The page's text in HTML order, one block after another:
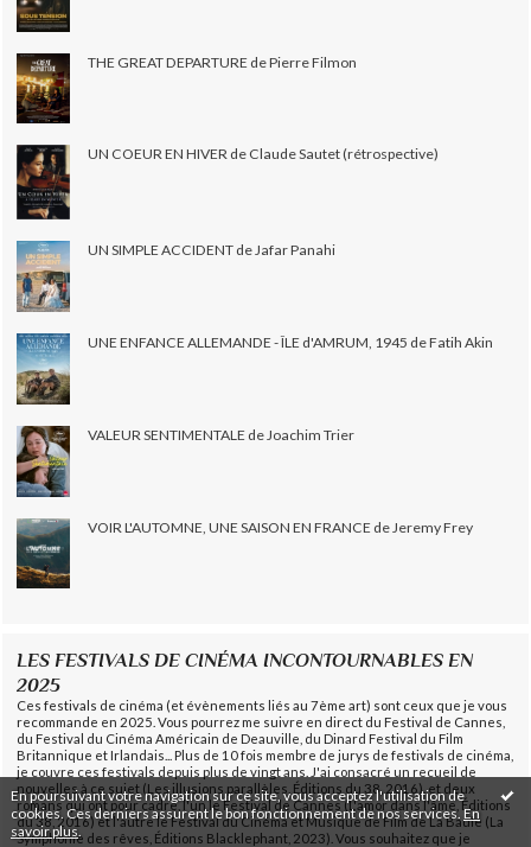
En poursuivant votre navigation sur ce site, vous acceptez l'utilisation de
cookies. Ces derniers assurent le bon fonctionnement de nos services.En
savoir plus.
THE GREAT DEPARTURE de Pierre Filmon
UN COEUR EN HIVER de Claude Sautet (rétrospective)
UN SIMPLE ACCIDENT de Jafar Panahi
UNE ENFANCE ALLEMANDE - ÎLE d'AMRUM, 1945 de Fatih Akin
VALEUR SENTIMENTALE de Joachim Trier
VOIR L'AUTOMNE, UNE SAISON EN FRANCE de Jeremy Frey
LES FESTIVALS DE CINÉMA INCONTOURNABLES EN
2025
Ces festivals de cinéma (et évènements liés au 7ème art) sont ceux que je vous
recommande en 2025. Vous pourrez me suivre en direct du Festival de Cannes,
du Festival du Cinéma Américain de Deauville, du Dinard Festival du Film
Britannique et Irlandais... Plus de 10 fois membre de jurys de festivals de cinéma,
je couvre ces festivals depuis plus de vingt ans. J'ai consacré un recueil de
nouvelles à ce sujet (Les illusions parallèles, Éditions du 38, 2016), et deux
romans qui ont pour cadre, l'un le Festival de Cannes (L'amor dans l'âme, Éditions
du 38, 2016) et l'autre le Festival du Cinéma et Musique de Film de La Baule (La
Symphonie des rêves, Éditions Blacklephant, 2023). Vous souhaitez que je